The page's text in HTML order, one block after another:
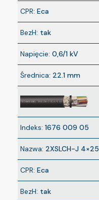
CPR: Eca
BezH: tak
Napięcie: 0,6/1 kV
Średnica: 22.1 mm
Indeks: 1676 009 05
Nazwa: 2XSLCH-J 4×25
CPR: Eca
BezH: tak